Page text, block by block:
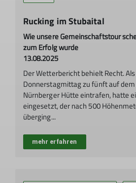
Rucking im Stubaital
Wie unsere Gemeinschaftstour
zum Erfolg wurde
13.08.2025
Der Wetterbericht behielt Recht.
Donnerstagmittag zu fünft auf
Nürnberger Hütte eintrafen, hatte
eingesetzt, der nach 500
überging...
mehr erfahren